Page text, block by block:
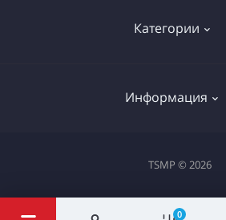
0
Категории
Электроинструменты
Информация
Доставка и оплата
Политика
TSMP © 2026